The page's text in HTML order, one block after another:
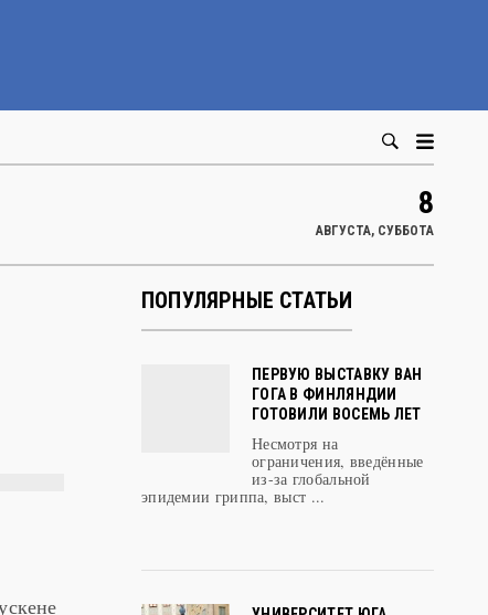
8
АВГУСТА, СУББОТА
ПОПУЛЯРНЫЕ СТАТЬИ
ПЕРВУЮ ВЫСТАВКУ ВАН
ГОГА В ФИНЛЯНДИИ
ГОТОВИЛИ ВОСЕМЬ ЛЕТ
Несмотря на
ограничения, введённые
из-за глобальной
эпидемии гриппа, выст ...